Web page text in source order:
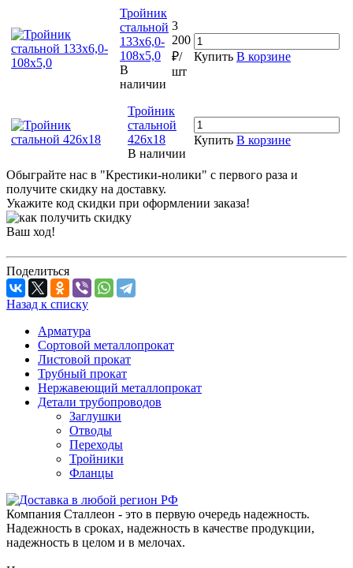
Тройник
стальной
133х6,0-
108х5,0
В
наличии
3
200
₽/
шт
Купить В корзине
Тройник
стальной
426х18
В наличии
Купить В корзине
Обыграйте нас в "Крестики-нолики" с первого раза и
получите скидку на доставку.
Укажите код скидки при оформлении заказа!
Ваш ход!
Поделиться
Назад к списку
Арматура
Сортовой металлопрокат
Листовой прокат
Трубный прокат
Нержавеющий металлопрокат
Детали трубопроводов
Заглушки
Отводы
Переходы
Тройники
Фланцы
Компания Сталлеон - это в первую очередь надежность.
Надежность в сроках, надежность в качестве продукции,
надежность в целом и в мелочах.